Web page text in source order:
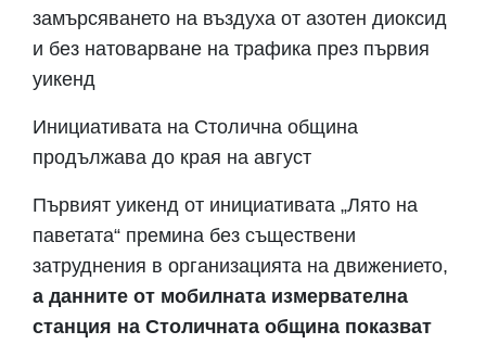
замърсяването на въздуха от азотен диоксид
и без натоварване на трафика през първия
уикенд
Инициативата на Столична община
продължава до края на август
Първият уикенд от инициативата „Лято на
паветата“ премина без съществени
затруднения в организацията на движението,
а данните от мобилната измервателна
станция на Столичната община показват